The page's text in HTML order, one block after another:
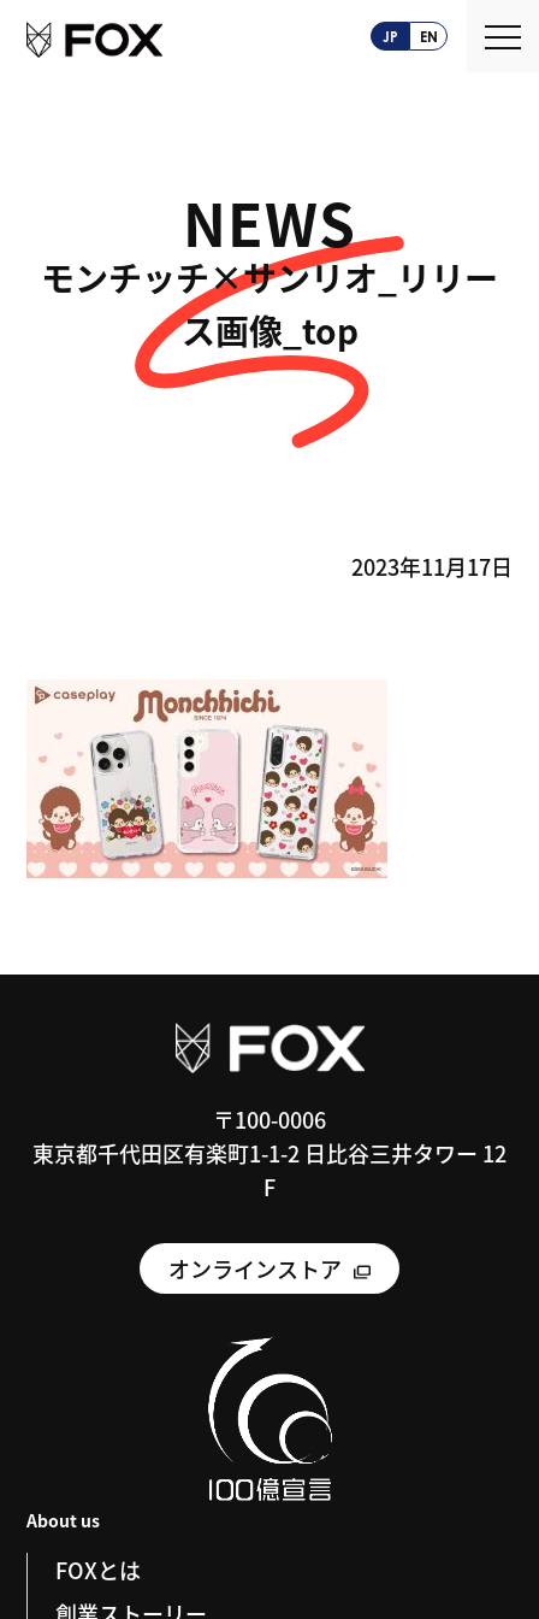
JP EN
FOXとは
創業ストーリー
FOXの歩み
Service
CASEPLAY
Company
NEWS
モンチッチ×サンリオ_リリー
ス画像_top
2023年11月17日
〒100-0006
東京都千代田区有楽町1-1-2 日比谷三井タワー 12
F
オンラインストア
About us
FOXとは
創業ストーリー